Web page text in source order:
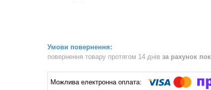
повернення товару протягом 14 днів за рахунок